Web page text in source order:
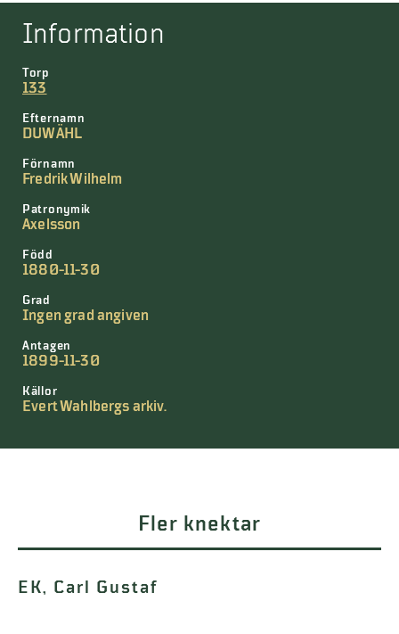
Information
Torp
133
Efternamn
DUWÄHL
Förnamn
Fredrik Wilhelm
Patronymik
Axelsson
Född
1880-11-30
Grad
Ingen grad angiven
Antagen
1899-11-30
Källor
Evert Wahlbergs arkiv.
Fler knektar
EK, Carl Gustaf